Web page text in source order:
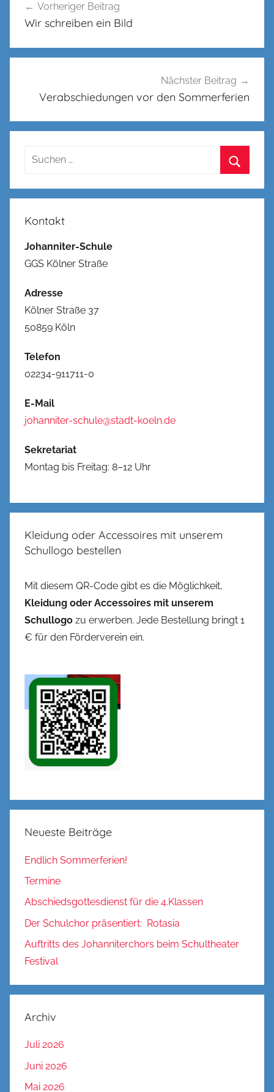
Vorheriger Beitrag
Wir schreiben ein Bild
Nächster Beitrag
Verabschiedungen vor den Sommerferien
Suchen
Kontakt
Johanniter-Schule
GGS Kölner Straße
Adresse
Kölner Straße 37
50859 Köln
Telefon
02234-911711-0
E-Mail
johanniter-schule@stadt-koeln.de
Sekretariat
Montag bis Freitag: 8–12 Uhr
Kleidung oder Accessoires mit unserem
Schullogo bestellen
Mit diesem QR-Code gibt es die Möglichkeit,
Kleidung oder Accessoires mit unserem
Schullogo zu erwerben. Jede Bestellung bringt 1
€ für den Förderverein ein.
Neueste Beiträge
Endlich Sommerferien!
Termine
Abschiedsgottesdienst für die 4.Klassen
Der Schulchor präsentiert: Rotasia
Auftritts des Johanniterchors beim Schultheater
Festival
Archiv
Juli 2026
Juni 2026
Mai 2026